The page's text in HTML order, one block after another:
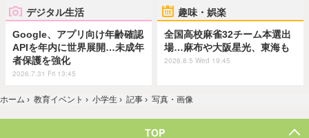
デジタル生活
Google、アプリ向け年齢確認
APIを年内に世界展開…未成年
者保護を強化
2026.7.31 Fri 13:45
趣味・娯楽
全国高校麻雀32チーム本選出
場…麻布や大阪星光、東海も
2026.8.5 Wed 19:45
ホーム › 教育イベント › 小学生 › 記事 › 写真・画像
TOP